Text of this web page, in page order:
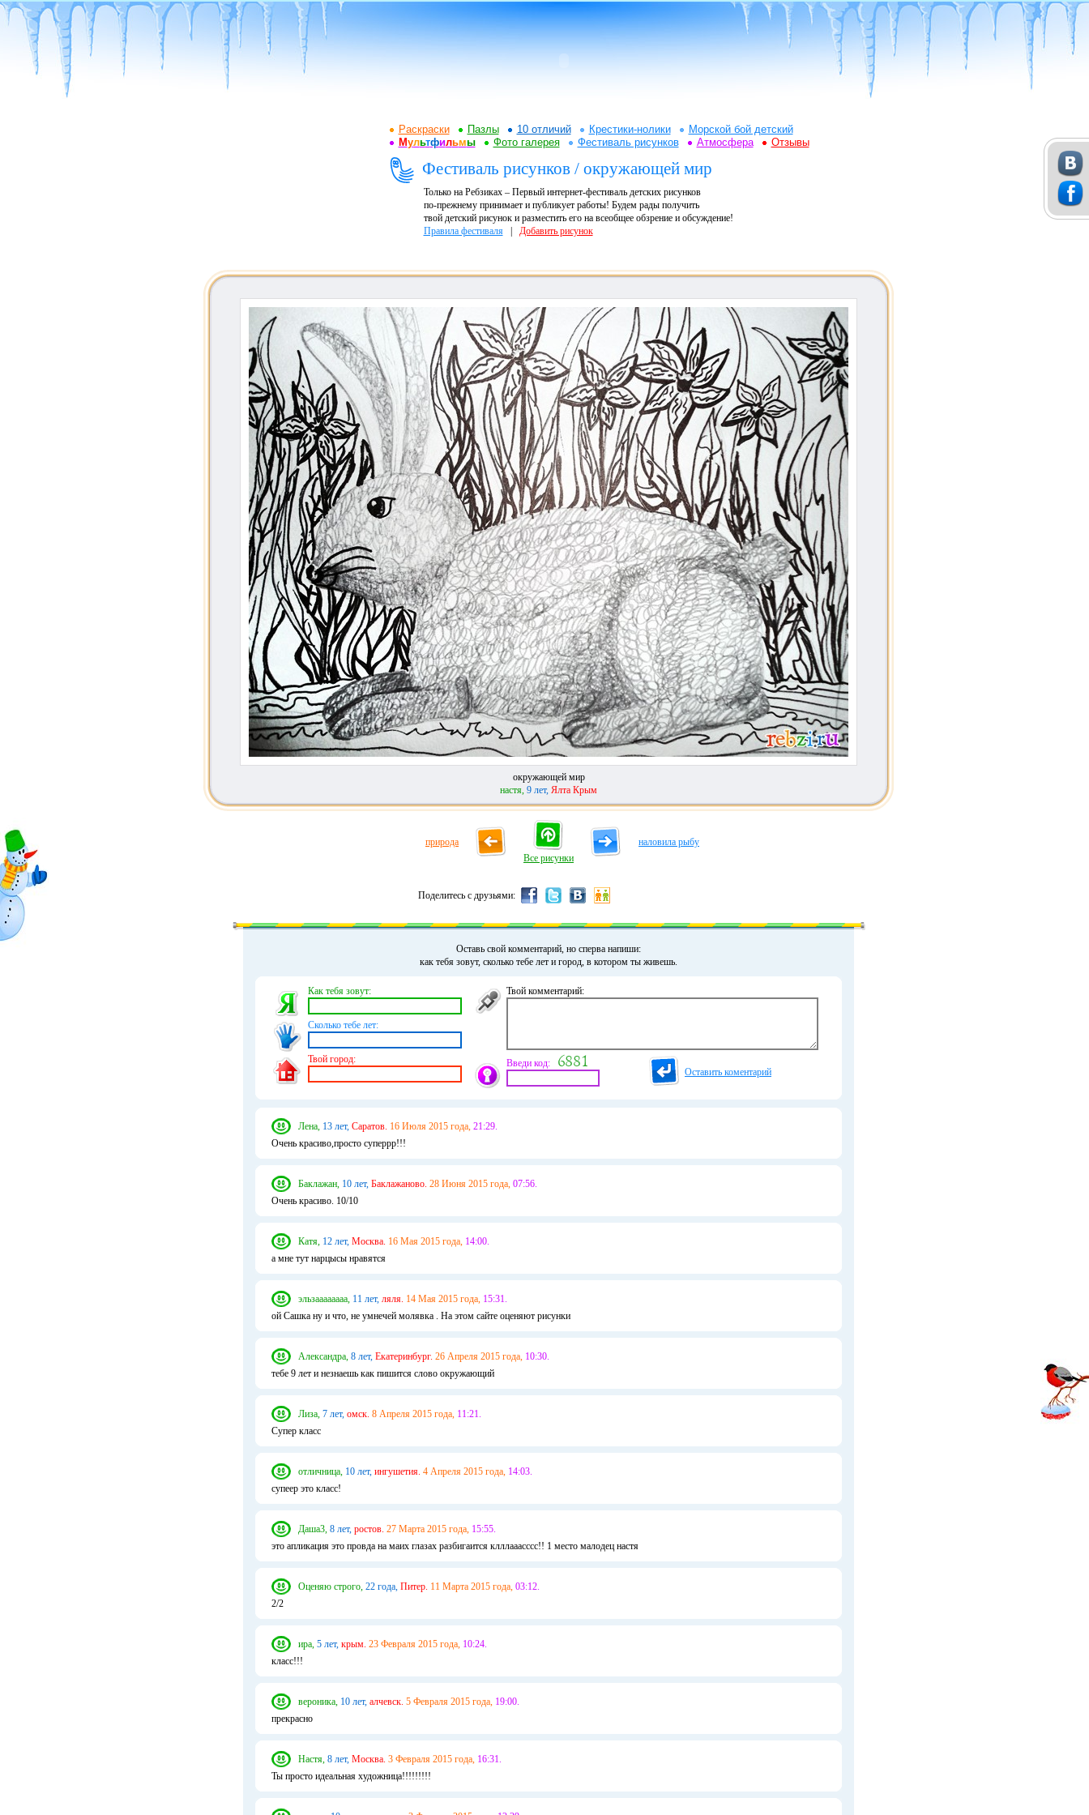
Раскраски Пазлы 10 отличий Крестики-нолики
Морской бой детский
Мультфильмы Фото галерея Фестиваль рисунков Атмосфера Отзывы
Фестиваль рисунков / окружающей мир
Только на Ребзиках – Первый интернет-фестиваль детских рисунков
по-прежнему принимает и публикует работы! Будем рады получить
твой детский рисунок и разместить его на всеобщее обзрение и обсуждение!
Правила фестиваля| Добавить рисунок
окружающей мир
настя, 9 лет, Ялта Крым
природа
Все рисунки
наловила рыбу
Поделитесь с друзьями:
Оставь свой комментарий, но сперва напиши:
как тебя зовут, сколько тебе лет и город, в котором ты живешь.
Как тебя зовут:
Сколько тебе лет:
Твой город:
Твой комментарий:
Введи код:
Оставить коментарий
Лена, 13 лет, Саратов. 16 Июля 2015 года, 21:29.
Очень красиво,просто суперрр!!!
Баклажан, 10 лет, Баклажаново. 28 Июня 2015 года, 07:56.
Очень красиво. 10/10
Катя, 12 лет, Москва. 16 Мая 2015 года, 14:00.
а мне тут нарцысы нравятся
эльзаааааааа, 11 лет, ляля. 14 Мая 2015 года, 15:31.
ой Сашка ну и что, не умнечей молявка . На этом сайте оценяют рисунки
Александра, 8 лет, Екатеринбург. 26 Апреля 2015 года, 10:30.
тебе 9 лет и незнаешь как пишится слово окружающий
Лиза, 7 лет, омск. 8 Апреля 2015 года, 11:21.
Супер класс
отличница, 10 лет, ингушетия. 4 Апреля 2015 года, 14:03.
супеер это класс!
Даша3, 8 лет, ростов. 27 Марта 2015 года, 15:55.
это апликация это провда на маих глазах разбигаится клллааасссс!! 1 место малодец настя
Оценяю строго, 22 года, Питер. 11 Марта 2015 года, 03:12.
2/2
ира, 5 лет, крым. 23 Февраля 2015 года, 10:24.
класс!!!
вероника, 10 лет, алчевск. 5 Февраля 2015 года, 19:00.
прекрасно
Настя, 8 лет, Москва. 3 Февраля 2015 года, 16:31.
Ты просто идеальная художница!!!!!!!!!